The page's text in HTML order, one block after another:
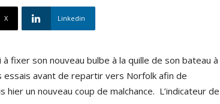
X Linkedin
fixer son nouveau bulbe à la quille de son bateau à
avant de repartir vers Norfolk afin de
un nouveau coup de malchance. L’indicateur de